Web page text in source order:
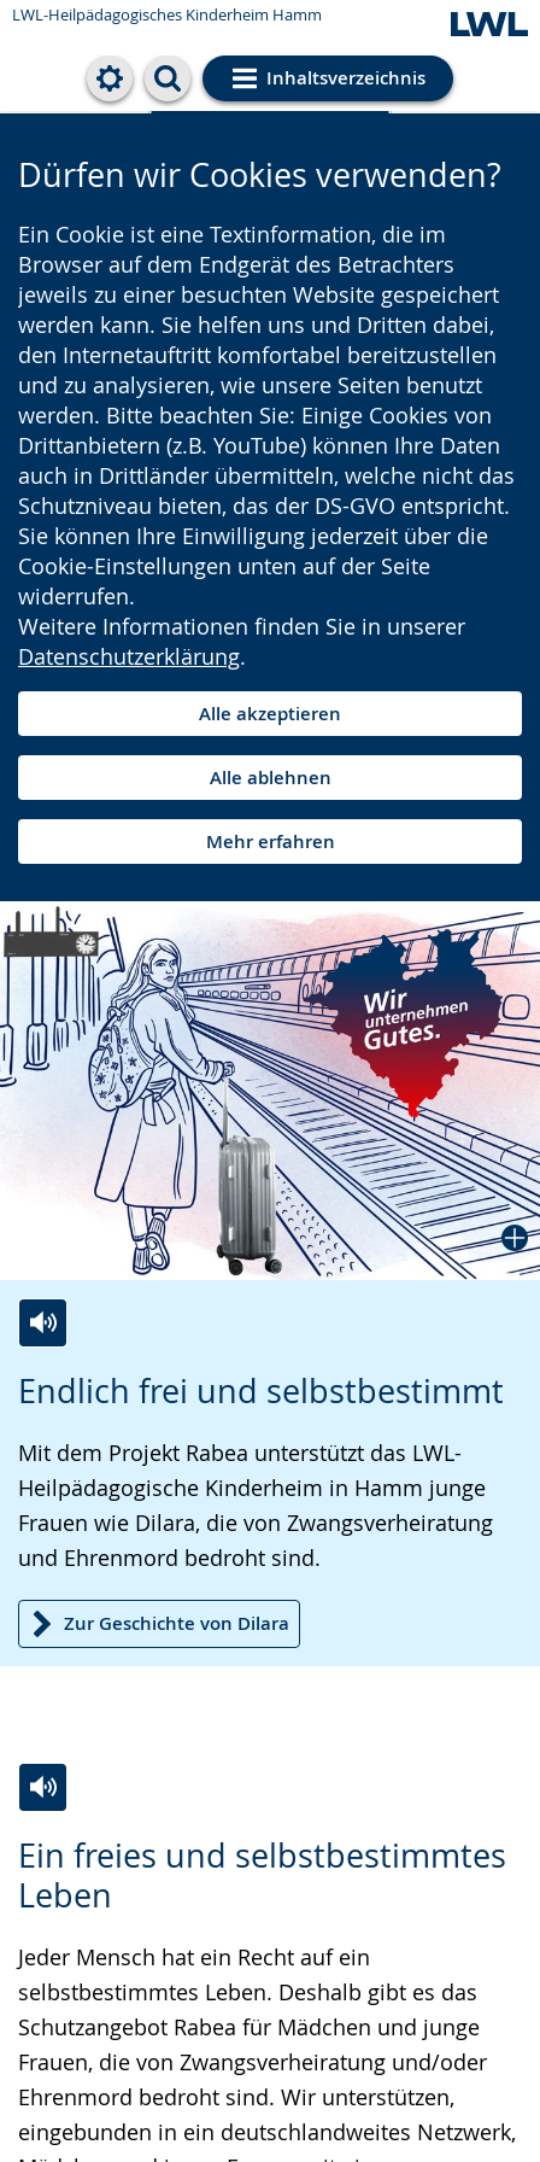
LWL-Heilpädagogisches Kinderheim Hamm
Inhaltsverzeichnis
Cookie-Einstellungen
Dürfen wir Cookies verwenden?
Ein Cookie ist eine Textinformation, die im
Browser auf dem Endgerät des Betrachters
jeweils zu einer besuchten Website gespeichert
werden kann. Sie helfen uns und Dritten dabei,
den Internetauftritt komfortabel bereitzustellen
und zu analysieren, wie unsere Seiten benutzt
werden. Bitte beachten Sie: Einige Cookies von
Drittanbietern (z.B. YouTube) können Ihre Daten
auch in Drittländer übermitteln, welche nicht das
Schutzniveau bieten, das der DS-GVO entspricht.
Sie können Ihre Einwilligung jederzeit über die
Cookie-Einstellungen unten auf der Seite
widerrufen.
Weitere Informationen finden Sie in unserer
Datenschutzerklärung.
Alle akzeptieren
Alle ablehnen
Mehr erfahren
Endlich frei und selbstbestimmt
Mit dem Projekt Rabea unterstützt das LWL-
Heilpädagogische Kinderheim in Hamm junge
Frauen wie Dilara, die von Zwangsverheiratung
und Ehrenmord bedroht sind.
Zur Geschichte von Dilara
Leichten
wechseln.
Audio-
Video
Deutscher
Gebärdensprache
wird
angezeigt.
Ein freies und selbstbestimmtes
Leben
Jeder Mensch hat ein Recht auf ein
selbstbestimmtes Leben. Deshalb gibt es das
Schutzangebot Rabea für Mädchen und junge
Frauen, die von Zwangsverheiratung und/oder
Ehrenmord bedroht sind. Wir unterstützen,
eingebunden in ein deutschlandweites Netzwerk,
Leichten
Sprache
Audio-
Unterstützung.
Video
Gebärdensprache
wird
angezeigt.